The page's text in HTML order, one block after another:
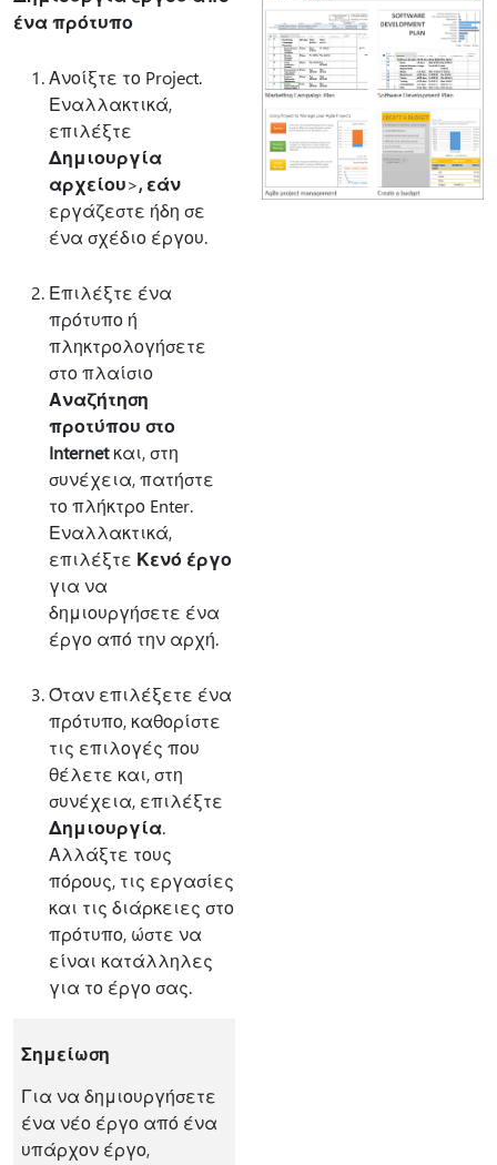
ένα πρότυπο
Ανοίξτε το Project.
Εναλλακτικά,
επιλέξτε
Δημιουργία
αρχείου>, εάν
εργάζεστε ήδη σε
ένα σχέδιο έργου.
Επιλέξτε ένα
πρότυπο ή
πληκτρολογήσετε
στο πλαίσιο
Αναζήτηση
προτύπου στο
Internetκαι, στη
συνέχεια, πατήστε
το πλήκτρο Enter.
Εναλλακτικά,
επιλέξτε Κενό έργο
για να
δημιουργήσετε ένα
έργο από την αρχή.
Όταν επιλέξετε ένα
πρότυπο, καθορίστε
τις επιλογές που
θέλετε και, στη
συνέχεια, επιλέξτε
Δημιουργία.
Αλλάξτε τους
πόρους, τις εργασίες
και τις διάρκειες στο
πρότυπο, ώστε να
είναι κατάλληλες
για το έργο σας.
Σημείωση
Για να δημιουργήσετε
ένα νέο έργο από ένα
υπάρχον έργο,